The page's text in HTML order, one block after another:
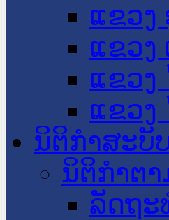
ແຂວງ
ແຂວງ
ແຂວງ
ແຂວງ
ນິຕິກໍາສະບັ
ນິຕິກຳຕ
ລັດຖະ